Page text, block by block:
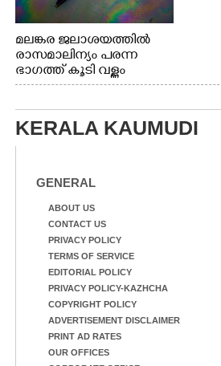
മലങ്കര ജലാശയത്തിൽ
രാസമാലിന്യം പരന്ന
ഭാഗത്ത് കൂടി വള്ളം
തുഴഞ്ഞു പോകുന്ന
KERALA KAUMUDI
GENERAL
ABOUT US
CONTACT US
PRIVACY POLICY
TERMS OF SERVICE
EDITORIAL POLICY
PRIVACY POLICY-KAZHCHA
COPYRIGHT POLICY
ADVERTISEMENT DISCLAIMER
PRINT AD RATES
OUR OFFICES